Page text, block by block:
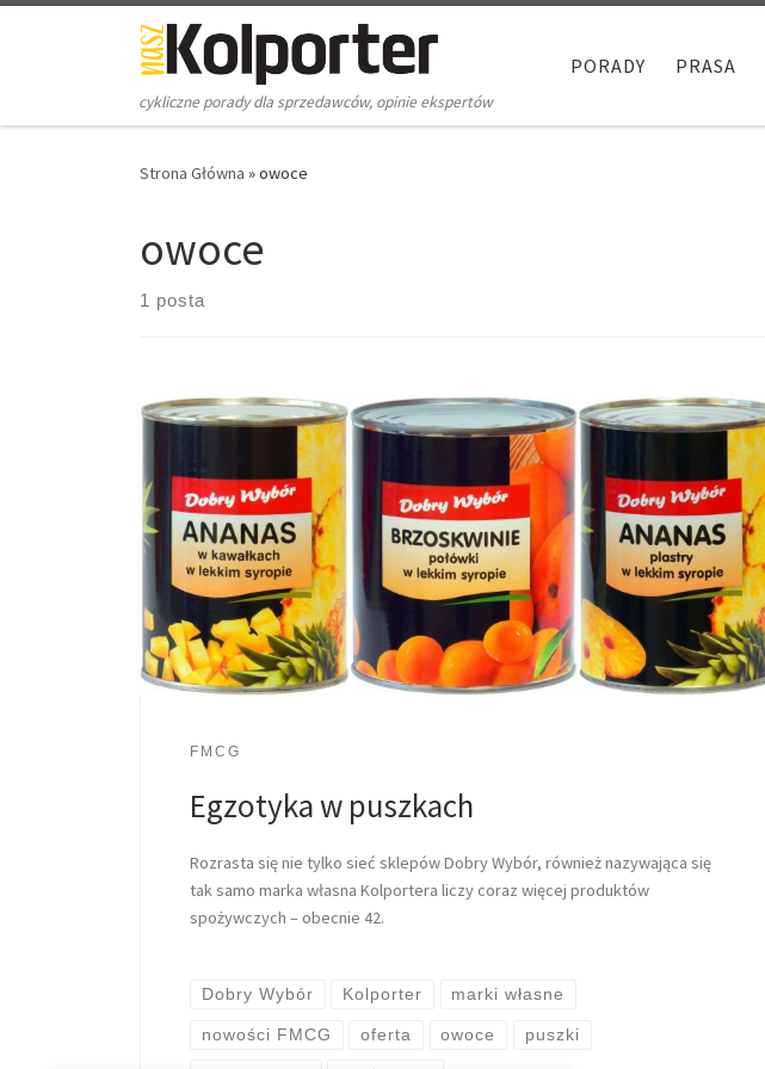
Skip to content
cykliczne porady dla sprzedawców, opinie ekspertów
PORADY PRASA
Strona Główna »owoce
owoce
1 posta
FMCG
Egzotyka w puszkach
Rozrasta się nie tylko sieć sklepów Dobry Wybór, również nazywająca się
tak samo marka własna Kolportera liczy coraz więcej produktów
spożywczych – obecnie 42.
Dobry Wybór Kolporter marki własne
nowości FMCG oferta owoce puszki